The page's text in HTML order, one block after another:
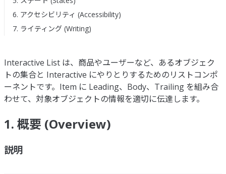
6. アクセシビリティ (Accessibility)
7. ライティング (Writing)
Interactive List は、商品やユーザーなど、あるオブジェク
トの集合と Interactive にやりとりするためのリストコンポ
ーネントです。Item に Leading、Body、Trailing を組み合
わせて、対象オブジェクトの情報を適切に伝達します。
1. 概要 (Overview)
説明